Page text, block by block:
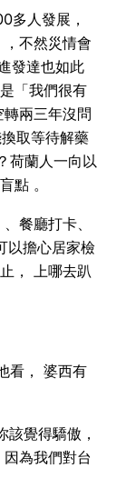
多人發展，
不然災情會
發達也如此
「我們很有
兩三年沒問
取等待解藥
荷蘭人一向以
點 。
餐廳打卡、
以擔心居家檢
， 上哪去趴
看， 婆西有
該覺得驕傲，
為我們對台